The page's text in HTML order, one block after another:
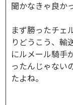
聞かなきゃ良か
まず勝ったチェ
りどうこう、輸
にルメール騎手
ったんじゃない
たよね。